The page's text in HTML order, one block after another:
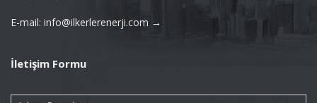
E-mail: info@ilkerlerenerji.com →
İletişim Formu